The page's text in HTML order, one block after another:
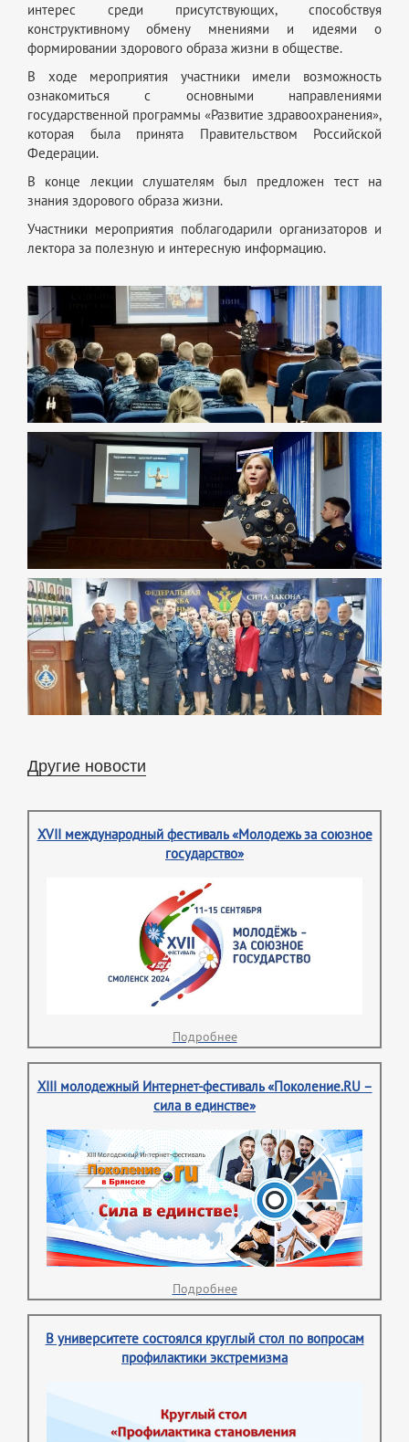
интерес среди присутствующих, способствуя
конструктивному обмену мнениями и идеями о
формировании здорового образа жизни в обществе.
В ходе мероприятия участники имели возможность
ознакомиться с основными направлениями
государственной программы «Развитие здравоохранения»,
которая была принята Правительством Российской
Федерации.
В конце лекции слушателям был предложен тест на
знания здорового образа жизни.
Участники мероприятия поблагодарили организаторов и
лектора за полезную и интересную информацию.
Другие новости
XVII международный фестиваль «Молодежь за союзное
государство»
Подробнее
XIII молодежный Интернет-фестиваль «Поколение.RU –
сила в единстве»
Подробнее
В университете состоялся круглый стол по вопросам
профилактики экстремизма